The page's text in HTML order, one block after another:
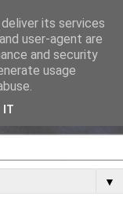
▼
its services
user-agent are
and security
usage
IT